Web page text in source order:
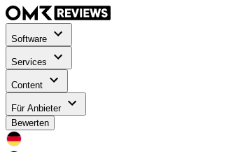
Software
Services
Content
Für Anbieter
Bewerten